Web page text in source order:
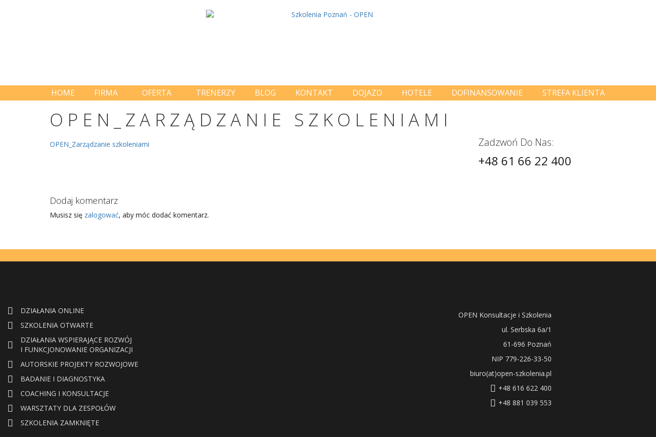
HOME FIRMA OFERTA TRENERZY BLOG KONTAKT DOJAZD HOTELE DOFINANSOWANIE STREFA KLIENTA
OPEN_ZARZĄDZANIE SZKOLENIAMI
OPEN_Zarządzanie szkoleniami Zadzwoń Do Nas:
+48 61 66 22 400
Dodaj komentarz
Musisz się zalogować, aby móc dodać komentarz.
DZIAŁANIA ONLINE
SZKOLENIA OTWARTE
DZIAŁANIA WSPIERAJĄCE ROZWÓJ
I FUNKCJONOWANIE ORGANIZACJI
AUTORSKIE PROJEKTY ROZWOJOWE
BADANIE I DIAGNOSTYKA
COACHING I KONSULTACJE
WARSZTATY DLA ZESPOŁÓW
SZKOLENIA ZAMKNIĘTE
OPEN Konsultacje i Szkolenia
ul. Serbska 6a/1
61-696 Poznań
NIP 779-226-33-50
biuro(at)open-szkolenia.pl
+48 616 622 400
+48 881 039 553